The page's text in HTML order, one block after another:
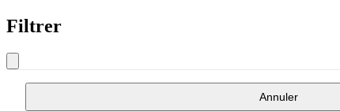
Filtrer
Annuler